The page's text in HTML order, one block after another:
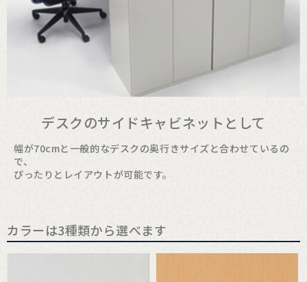
デスクのサイドキャビネットとして
幅が70cmと一般的なデスクの奥行きサイズと合わせているの
で、
ぴったりとレイアウトが可能です。
カラーは3種類から選べます